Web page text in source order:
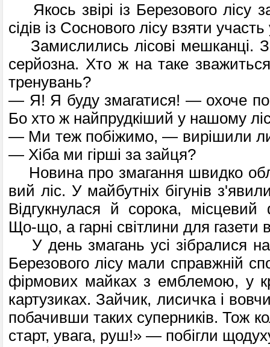
Якось звірі із Березового лісу
сідів із Соснового лісу взяти участь
Замислились лісові мешканці.
серйозна. Хто ж на таке
тренувань?
— Я! Я буду змагатися! — охоче
Бо хто ж найпрудкіший у нашому
— Ми теж побіжимо, — вирішили
— Хіба ми гірші за зайця?
Новина про змагання швидко
вий ліс. У майбутніх бігунів
Відгукнулася й сорока, місцевий
Що-що, а гарні світлини для газети
У день змагань усі зібралися на
Березового лісу мали справжній
фірмових майках з емблемою, у
картузиках. Зайчик, лисичка і
побачивши таких суперників. Тож
старт, увага, руш!» — побігли